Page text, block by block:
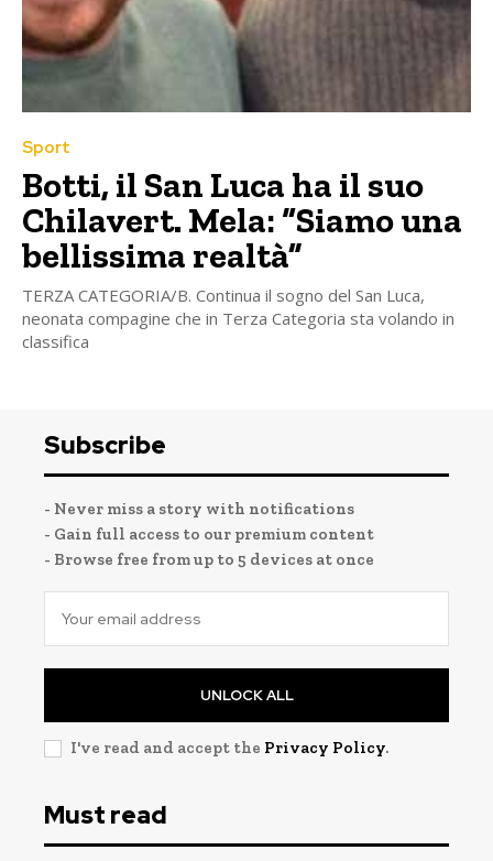
Sport
Botti, il San Luca ha il suo
Chilavert. Mela: “Siamo una
bellissima realtà”
TERZA CATEGORIA/B. Continua il sogno del San Luca,
neonata compagine che in Terza Categoria sta volando in
classifica
Subscribe
- Never miss a story with notifications
- Gain full access to our premium content
- Browse free from up to 5 devices at once
UNLOCK ALL
I've read and accept the Privacy Policy.
Must read